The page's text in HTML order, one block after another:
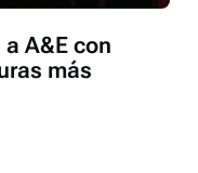
a A&E con
más